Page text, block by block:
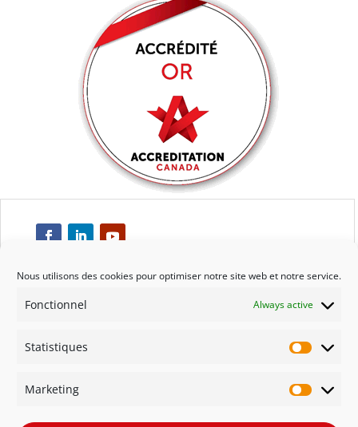
Nous utilisons des cookies pour optimiser notre site web et notre service.
Fonctionnel Always active
Statistiques
Marketing
Respect
Engagement
Qualité